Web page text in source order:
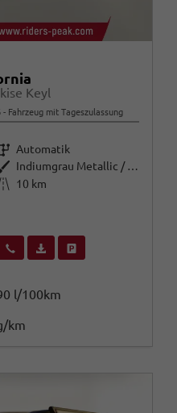
Keyl
Fahrzeug mit Tageszulassung
Getriebe Automatik
Außenfarbe
Indiumgrau Metallic / Dach: schw
Kilometerstand
10 km
Wir rufen Sie anFahrzeugexposé (PDF)
l/100km
km